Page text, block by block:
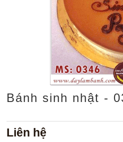
Bánh sinh nhật -
Liên hệ